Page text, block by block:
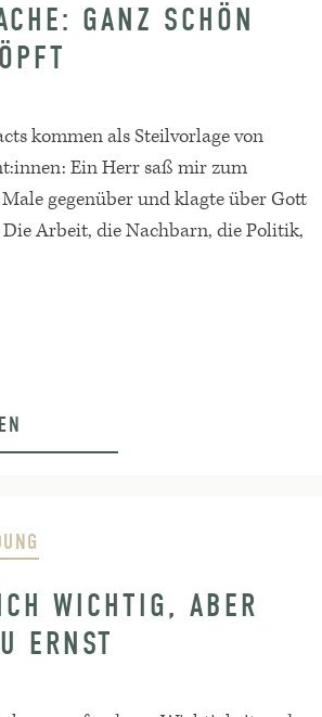
GANZ SCHÖN
kommen als Steilvorlage von
Ein Herr saß mir zum
gegenüber und klagte über Gott
Arbeit, die Nachbarn, die Politik,
WICHTIG, ABER
ERNST